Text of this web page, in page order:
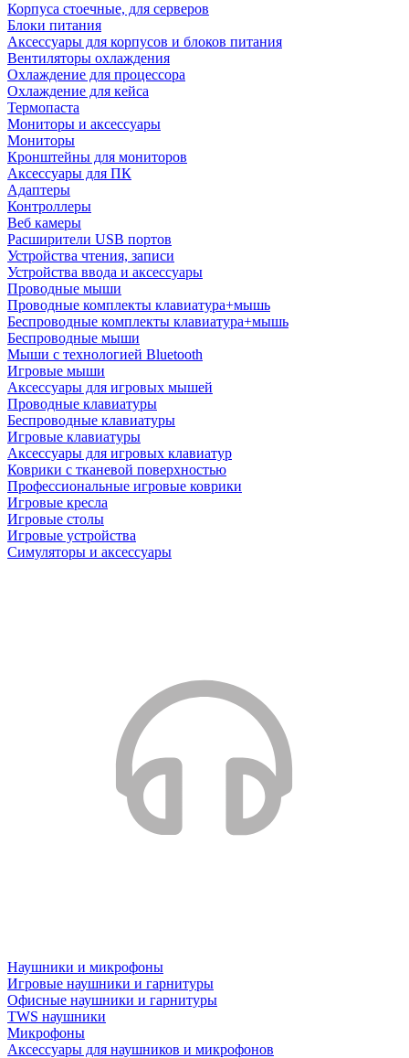
Корпуса стоечные, для серверов
Блоки питания
Аксессуары для корпусов и блоков питания
Вентиляторы охлаждения
Охлаждение для процессора
Охлаждение для кейса
Термопаста
Мониторы и аксессуары
Мониторы
Кронштейны для мониторов
Аксессуары для ПК
Адаптеры
Контроллеры
Веб камеры
Расширители USB портов
Устройства чтения, записи
Устройства ввода и аксессуары
Проводные мыши
Проводные комплекты клавиатура+мышь
Беспроводные комплекты клавиатура+мышь
Беспроводные мыши
Мыши с технологией Bluetooth
Игровые мыши
Аксессуары для игровых мышей
Проводные клавиатуры
Беспроводные клавиатуры
Игровые клавиатуры
Аксессуары для игровых клавиатур
Коврики с тканевой поверхностью
Профессиональные игровые коврики
Игровые кресла
Игровые столы
Игровые устройства
Симуляторы и аксессуары
Наушники и микрофоны
Игровые наушники и гарнитуры
Офисные наушники и гарнитуры
TWS наушники
Микрофоны
Аксессуары для наушников и микрофонов